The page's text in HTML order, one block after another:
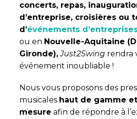
concerts, repas,
d’entreprise, croisières ou
d’événements
ou en Nouvelle-Aquitaine
Gironde), Just2Swing rendra
événement inoubliable !
Nous vous proposons des
musicales haut de gamme
mesure afin de répondre à